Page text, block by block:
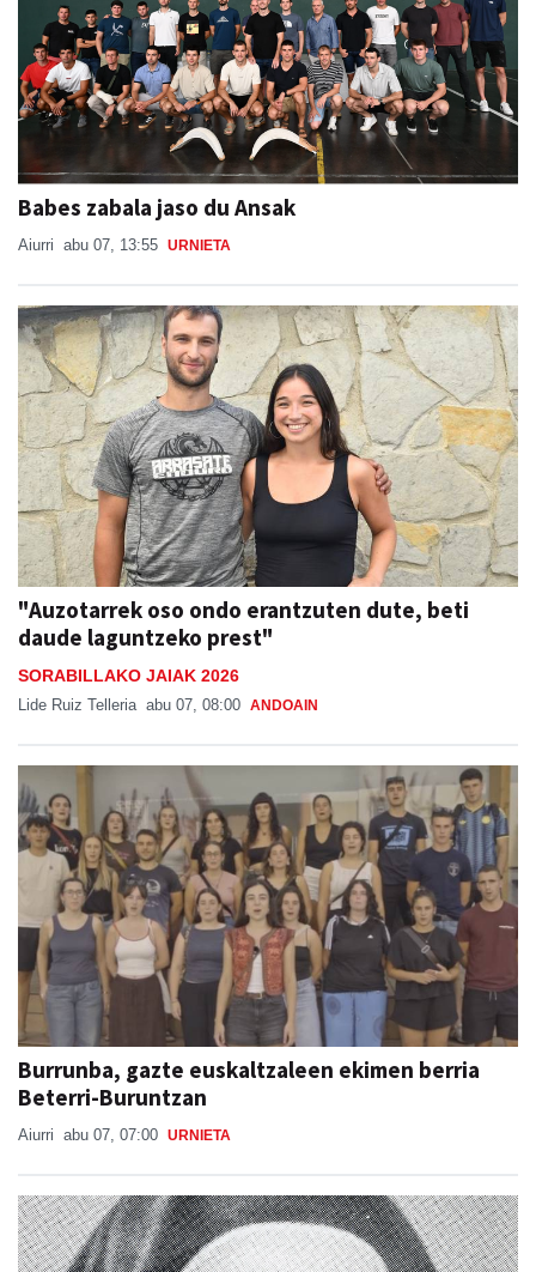
Babes zabala jaso du Ansak
Aiurri abu 07, 13:55 URNIETA
"Auzotarrek oso ondo erantzuten dute, beti
daude laguntzeko prest"
SORABILLAKO JAIAK 2026
Lide Ruiz Telleria abu 07, 08:00 ANDOAIN
Burrunba, gazte euskaltzaleen ekimen berria
Beterri-Buruntzan
Aiurri abu 07, 07:00 URNIETA